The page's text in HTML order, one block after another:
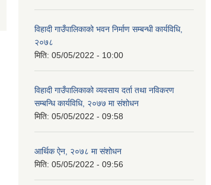
विहादी गाउँपालिकाको भवन निर्माण सम्बन्धी कार्यविधि,
२०७८
मिति: 05/05/2022 - 10:00
विहादी गाउँपालिकाको व्यवसाय दर्ता तथा नविकरण
सम्बन्धि कार्यविधि, २०७७ मा संशोधन
मिति: 05/05/2022 - 09:58
आर्थिक ऐन, २०७८ मा संशोधन
मिति: 05/05/2022 - 09:56